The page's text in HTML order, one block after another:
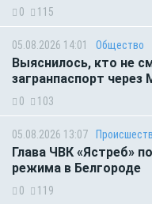
0 115
05.08.2026 14:01 Общество
Выяснилось, кто не
загранпаспорт
0 103
05.08.2026 13:07
Глава ЧВК «Ястреб»
режима в Белгороде
0 119